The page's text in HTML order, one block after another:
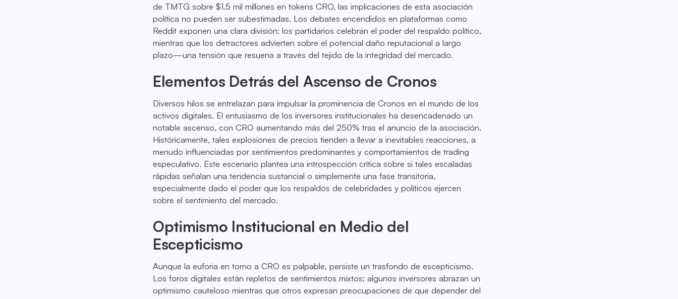
de TMTG sobre $1.5 mil millones en tokens CRO, las implicaciones de esta asociación
política no pueden ser subestimadas. Los debates encendidos en plataformas como
Reddit exponen una clara división: los partidarios celebran el poder del respaldo político,
mientras que los detractores advierten sobre el potencial daño reputacional a largo
plazo—una tensión que resuena a través del tejido de la integridad del mercado.
Elementos Detrás del Ascenso de Cronos
Diversos hilos se entrelazan para impulsar la prominencia de Cronos en el mundo de los
activos digitales. El entusiasmo de los inversores institucionales ha desencadenado un
notable ascenso, con CRO aumentando más del 250% tras el anuncio de la asociación.
Históricamente, tales explosiones de precios tienden a llevar a inevitables reacciones, a
menudo influenciadas por sentimientos predominantes y comportamientos de trading
especulativo. Este escenario plantea una introspección crítica sobre si tales escaladas
rápidas señalan una tendencia sustancial o simplemente una fase transitoria,
especialmente dado el poder que los respaldos de celebridades y políticos ejercen
sobre el sentimiento del mercado.
Optimismo Institucional en Medio del
Escepticismo
Aunque la euforia en torno a CRO es palpable, persiste un trasfondo de escepticismo.
Los foros digitales están repletos de sentimientos mixtos; algunos inversores abrazan un
optimismo cauteloso mientras que otros expresan preocupaciones de que depender del